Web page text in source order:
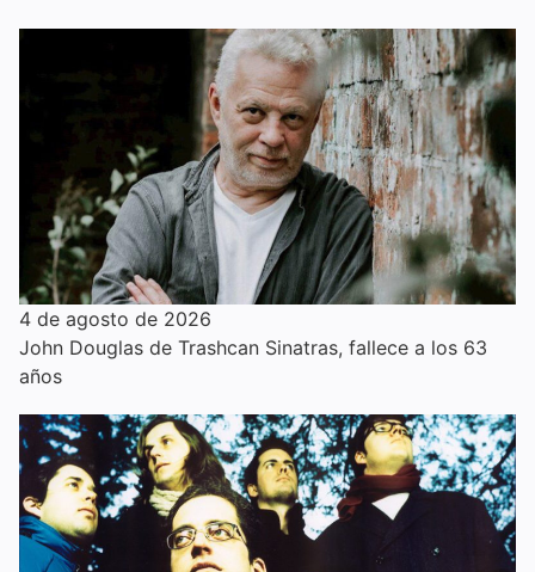
4 de agosto de 2026
John Douglas de Trashcan Sinatras, fallece a los 63
años